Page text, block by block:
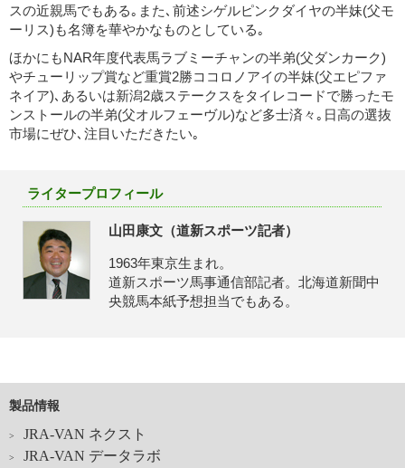
スの近親馬でもある｡また､前述シゲルピンクダイヤの半妹(父モ
ーリス)も名簿を華やかなものとしている｡
ほかにもNAR年度代表馬ラブミーチャンの半弟(父ダンカーク)
やチューリップ賞など重賞2勝ココロノアイの半妹(父エピファ
ネイア)､あるいは新潟2歳ステークスをタイレコードで勝ったモ
ンストールの半弟(父オルフェーヴル)など多士済々｡日高の選抜
市場にぜひ､注目いただきたい｡
ライタープロフィール
山田康文（道新スポーツ記者）
1963年東京生まれ。
道新スポーツ馬事通信部記者。北海道新聞中
央競馬本紙予想担当でもある。
製品情報
JRA-VAN ネクスト
JRA-VAN データラボ